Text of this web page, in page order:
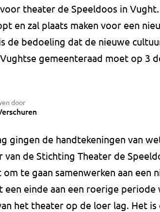
theater de Speeldoos in
en zal plaats maken voor een
de bedoeling dat de nieuwe
gemeenteraad moet op 3
door
gingen de handtekeningen van
van de Stichting Theater de
te gaan samenwerken aan een
een einde aan een roerige periode
het theater op de loer lag. Het